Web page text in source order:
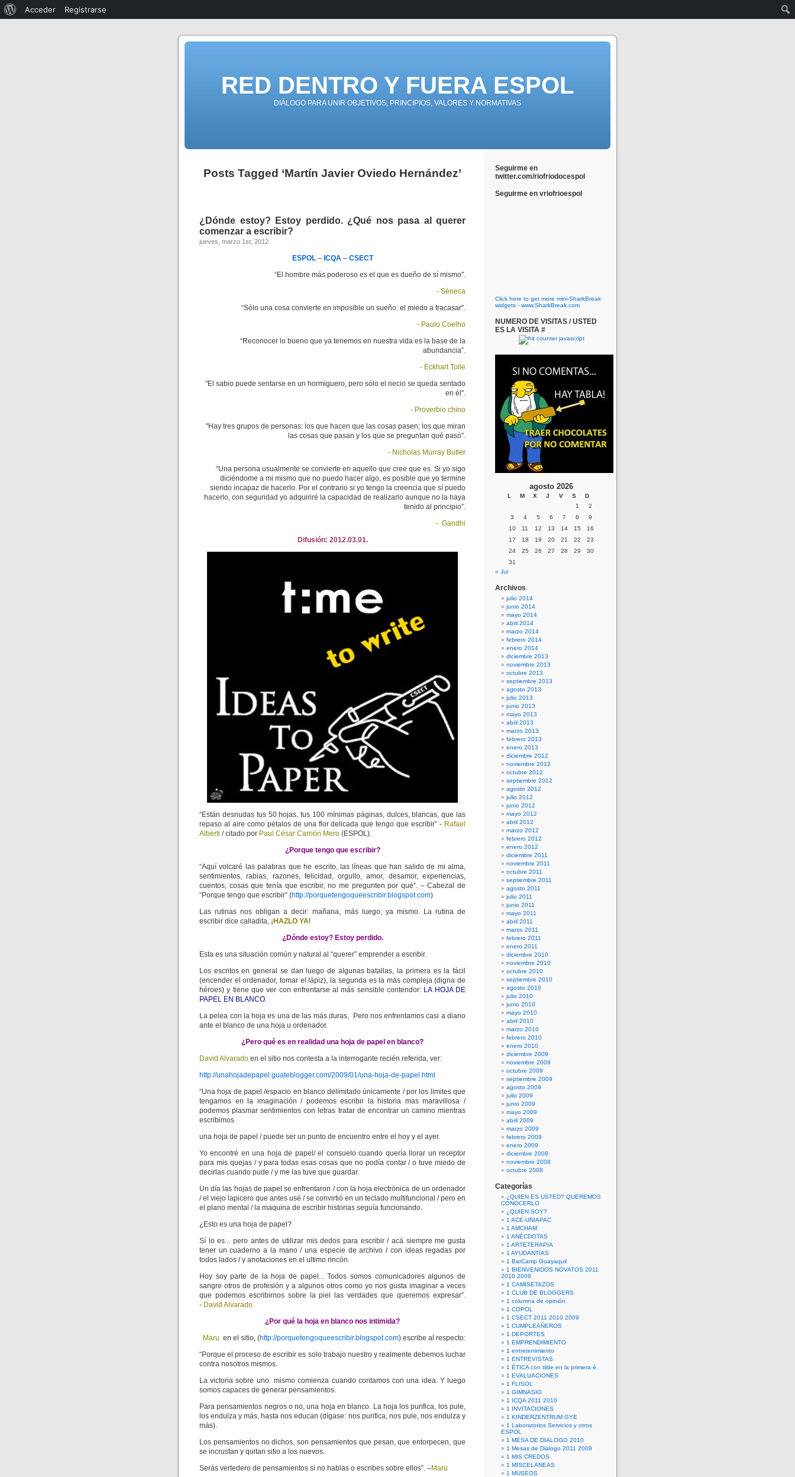
RED DENTRO Y FUERA ESPOL
DIÁLOGO PARA UNIR OBJETIVOS, PRINCIPIOS, VALORES Y NORMATIVAS
Posts Tagged ‘Martín Javier Oviedo Hernández’
¿Dónde estoy? Estoy perdido. ¿Qué nos pasa al querer
comenzar a escribir?
jueves, marzo 1st, 2012
ESPOL – ICQA – CSECT
“El hombre más poderoso es el que es dueño de sí mismo".
- Séneca
“Sólo una cosa convierte en imposible un sueño: el miedo a fracasar".
- Paulo Coelho
“Reconocer lo bueno que ya tenemos en nuestra vida es la base de la
abundancia”.
- Eckhart Tolle
"El sabio puede sentarse en un hormiguero, pero sólo el necio se queda sentado
en él".
- Proverbio chino
"Hay tres grupos de personas: los que hacen que las cosas pasen; los que miran
las cosas que pasan y los que se preguntan qué pasó".
- Nicholas Murray Butler
“Una persona usualmente se convierte en aquello que cree que es. Si yo sigo
diciéndome a mi mismo que no puedo hacer algo, es posible que yo termine
siendo incapaz de hacerlo. Por el contrario si yo tengo la creencia que sí puedo
hacerlo, con seguridad yo adquiriré la capacidad de realizarlo aunque no la haya
tenido al principio”.
- Gandhi
Difusión: 2012.03.01.
“Están desnudas tus 50 hojas, tus 100 mínimas páginas, dulces, blancas, que las
repaso al aire como pétalos de una flor delicada que tengo que escribir” - Rafael
Alberti / citado por Paul César Carrión Mero (ESPOL).
¿Porque tengo que escribir?
“Aquí volcaré las palabras que he escrito, las líneas que han salido de mi alma,
sentimientos, rabias, razones, felicidad, orgullo, amor, desamor, experiencias,
cuentos, cosas que tenía que escribir, no me pregunten por qué”. – Cabezal de
“Porque tengo que escribir” (http://porquetengoqueescribir.blogspot.com)
Las rutinas nos obligan a decir: mañana, más luego, ya mismo. La rutina de
escribir dice calladita, ¡ HAZLO YA!
¿Dónde estoy? Estoy perdido.
Esta es una situación común y natural al “querer” emprender a escribir.
Los escritos en general se dan luego de algunas batallas, la primera es la fácil
(encender el ordenador, tomar el lápiz), la segunda es la más compleja (digna de
héroes) y tiene que ver con enfrentarse al más sensible contendor: LA HOJA DE
PAPEL EN BLANCO.
La pelea con la hoja es una de las más duras, Pero nos enfrentamos casi a diario
ante el blanco de una hoja u ordenador.
¿Pero qué es en realidad una hoja de papel en blanco?
David Alvarado en el sitio nos contesta a la interrogante recién referida, ver:
http://unahojadepapel.guateblogger.com/2009/01/una-hoja-de-papel.html
“Una hoja de papel /espacio en blanco delimitado únicamente / por los limites que
tengamos en la imaginación / podemos escribir la historia mas maravillosa /
podemos plasmar sentimientos con letras tratar de encontrar un camino mientras
escribimos
una hoja de papel / puede ser un punto de encuentro entre el hoy y el ayer.
Yo encontré en una hoja de papel/ el consuelo cuando quería llorar un receptor
para mis quejas / y para todas esas cosas que no podía contar / o tuve miedo de
decirlas cuando pude / y me las tuve que guardar.
Un día las hojas de papel se enfrentaron / con la hoja electrónica de un ordenador
/ el viejo lapicero que antes usé / se convirtió en un teclado multifuncional / pero en
el plano mental / la maquina de escribir historias seguía funcionando.
¿Esto es una hoja de papel?
Sí lo es... pero antes de utilizar mis dedos para escribir / acá siempre me gusta
tener un cuaderno a la mano / una especie de archivo / con ideas regadas por
todos lados / y anotaciones en el ultimo rincón.
Hoy soy parte de la hoja de papel... Todos somos comunicadores algunos de
sangre otros de profesión y a algunos otros como yo nos gusta imaginar a veces
que podemos escribirnos sobre la piel las verdades que queremos expresar”.
- David Alvarado
¿Por qué la hoja en blanco nos intimida?
Maru en el sitio, (http://porquetengoqueescribir.blogspot.com) escribe al respecto:
“Porque el proceso de escribir es solo trabajo nuestro y realmente debemos luchar
contra nosotros mismos.
La victoria sobre uno mismo comienza cuando contamos con una idea. Y luego
somos capaces de generar pensamientos.
Para pensamientos negros o no, una hoja en blanco. La hoja los purifica, los pule,
los endulza y más, hasta nos educan (dígase: nos purifica, nos pule, nos endulza y
más).
Los pensamientos no dichos, son pensamientos que pesan, que entorpecen, que
se incrustan y quitan sitio a los nuevos.
Serás vertedero de pensamientos si no hablas o escribes sobre ellos”. –Maru
Seguirme en
twitter.com/riofriodocespol
Seguirme en vriofrioespol
Click here to get more mini-SharkBreak
widgets - www.SharkBreak.com
NUMERO DE VISITAS / USTED
ES LA VISITA #
agosto 2026
L M X J V S
D
1
2
3
4 5 6 7 8
9
10
11 12 13 14 15
16
17
18 19 20 21 22
23
24
25 26 27 28 29
30
31
« Jul
Archivos
julio 2014
junio 2014
mayo 2014
abril 2014
marzo 2014
febrero 2014
enero 2014
diciembre 2013
noviembre 2013
octubre 2013
septiembre 2013
agosto 2013
julio 2013
junio 2013
mayo 2013
abril 2013
marzo 2013
febrero 2013
enero 2013
diciembre 2012
noviembre 2012
octubre 2012
septiembre 2012
agosto 2012
julio 2012
junio 2012
mayo 2012
abril 2012
marzo 2012
febrero 2012
enero 2012
diciembre 2011
noviembre 2011
octubre 2011
septiembre 2011
agosto 2011
julio 2011
junio 2011
mayo 2011
abril 2011
marzo 2011
febrero 2011
enero 2011
diciembre 2010
noviembre 2010
octubre 2010
septiembre 2010
agosto 2010
julio 2010
junio 2010
mayo 2010
abril 2010
marzo 2010
febrero 2010
enero 2010
diciembre 2009
noviembre 2009
octubre 2009
septiembre 2009
agosto 2009
julio 2009
junio 2009
mayo 2009
abril 2009
marzo 2009
febrero 2009
enero 2009
diciembre 2008
noviembre 2008
octubre 2008
Categorías
¿QUIEN ES USTED? QUEREMOS
CONOCERLO
¿QUIEN SOY?
1 ACE-UNIAPAC
1 AMCHAM
1 ANÉCDOTAS
1 ARTETERAPIA
1 AYUDANTIAS
1 BarCamp Guayaquil
1 BIENVENIDOS NOVATOS 2011
2010 2009
1 CAMISETAZOS
1 CLUB DE BLOGGERS
1 columna de opinión
1 COPOL
1 CSECT 2011 2010 2009
1 CUMPLEAÑEROS
1 DEPORTES
1 EMPRENDIMIENTO
1 entretenimiento
1 ENTREVISTAS
1 ÉTICA con tilde en la primera é.
1 EVALUACIONES
1 FLISOL
1 GIMNASIO
1 ICQA 2011 2010
1 INVITACIONES
1 KINDERZENTRUM GYE
1 Laboratorios Servicios y otros
ESPOL
1 MESA DE DIALOGO 2010
1 Mesas de Dialogo 2011 2009
1 MIS CREDOS
1 MISCELANEAS
1 MUSEOS
Acceder Registrarse